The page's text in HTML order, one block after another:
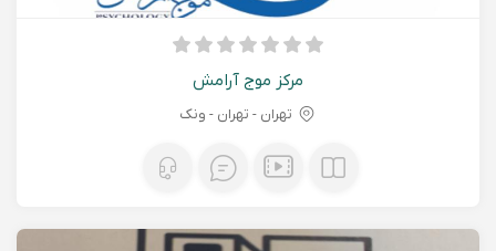
مرکز موج آرامش
تهران - تهران - ونک